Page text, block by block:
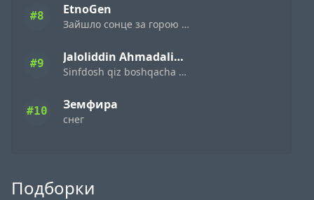
#8 EtnoGen
Зайшло сонце за горою темна ніч настала
#9 Jaloliddin Ahmadaliyev
Sinfdosh qiz boshqacha eding
#10 Земфира
снег
Подборки